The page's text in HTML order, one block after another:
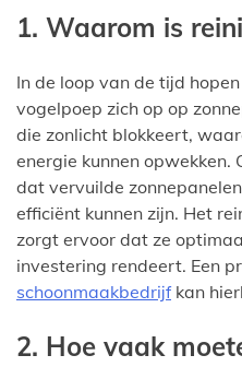
1. Waarom is
In de loop van de tijd
vogelpoep zich op op
die zonlicht blokkeert,
energie kunnen opwekken.
dat vervuilde
efficiënt kunnen zijn. Het
zorgt ervoor dat ze
investering rendeert. Een
schoonmaakbedrijfkan
2. Hoe vaak